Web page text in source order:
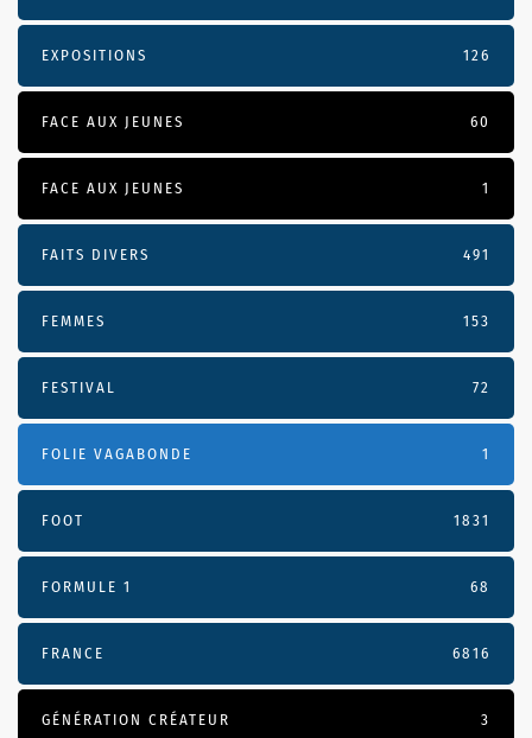
EXPOSITIONS 126
FACE AUX JEUNES 60
FACE AUX JEUNES 1
FAITS DIVERS 491
FEMMES 153
FESTIVAL 72
FOLIE VAGABONDE 1
FOOT 1831
FORMULE 1 68
FRANCE 6816
GÉNÉRATION CRÉATEUR 3